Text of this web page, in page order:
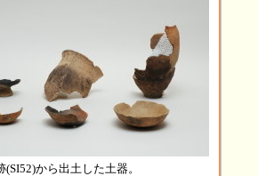
(SI52)から出土した土器。